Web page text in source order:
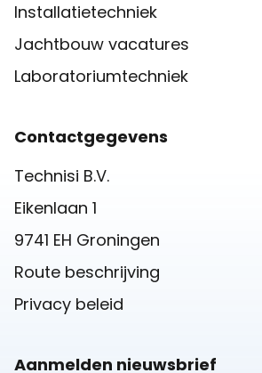
Installatietechniek
Jachtbouw vacatures
Laboratoriumtechniek
Contactgegevens
Technisi B.V.
Eikenlaan 1
9741 EH Groningen
Route beschrijving
Privacy beleid
Aanmelden nieuwsbrief